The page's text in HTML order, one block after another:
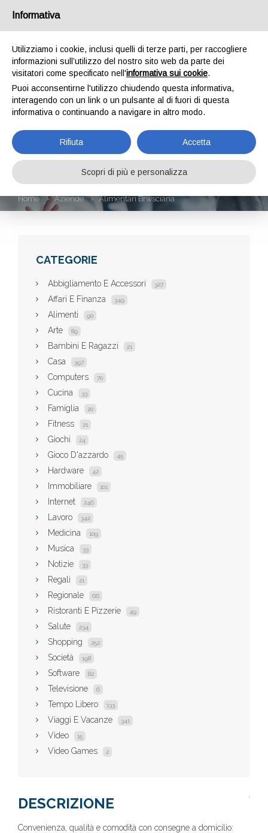
ALIMENTARI
BRWSCIANA
Home Aziende Alimentari Brwsciana
CATEGORIE
Abbigliamento E Accessori 327
Affari E Finanza 349
Alimenti 90
Arte 89
Bambini E Ragazzi 21
Casa 397
Computers 70
Cucina 33
Famiglia 20
Fitness 21
Giochi 24
Gioco D'azzardo 45
Hardware 42
Immobiliare 101
Internet 246
Lavoro 342
Medicina 109
Musica 33
Notizie 33
Regali 21
Regionale 66
Ristoranti E Pizzerie 49
Salute 234
Shopping 252
Società 198
Software 82
Televisione 6
Tempo Libero 133
Viaggi E Vacanze 341
Video 15
Video Games 2
DESCRIZIONE
Convenienza, qualità e comodità con consegne a domicilio:
Informativa
Utilizziamo i cookie, inclusi quelli di terze parti, per raccogliere
informazioni sull’utilizzo del nostro sito web da parte dei
visitatori come specificato nell'informativa sui cookie.
Puoi acconsentirne l'utilizzo chiudendo questa informativa,
interagendo con un link o un pulsante al di fuori di questa
informativa o continuando a navigare in altro modo.
Rifiuta Accetta
Scopri di più e personalizza